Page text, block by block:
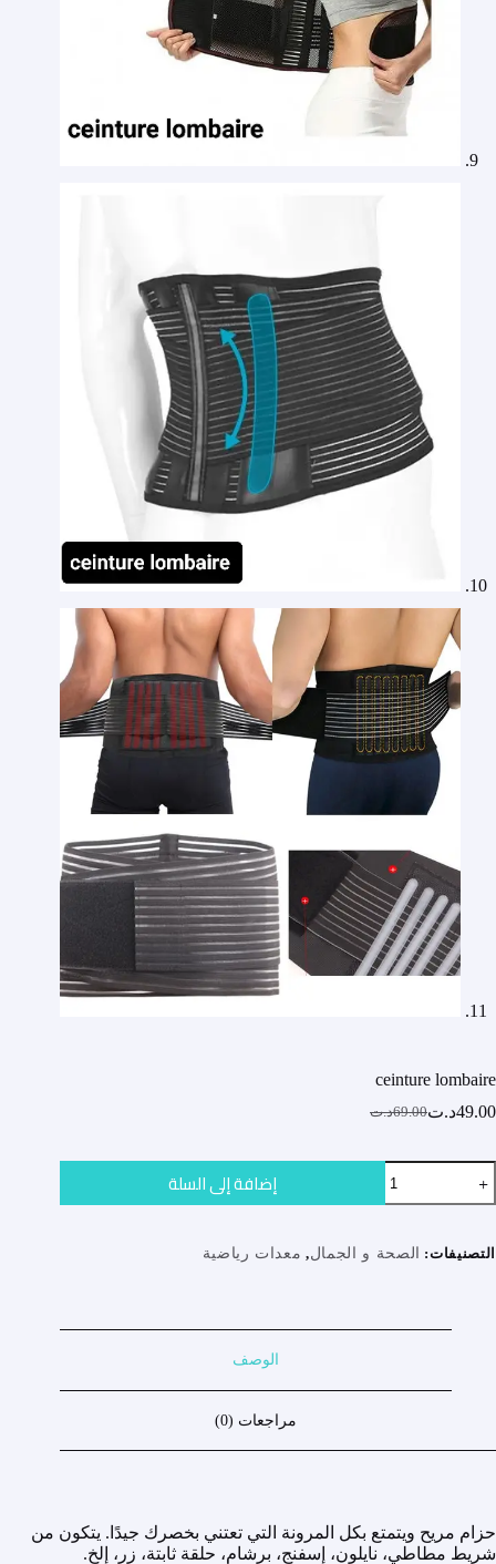
ceinture lombaire
69.00د.تالسعر
هو:
69.00د.ت.
49.00د.تالسعر
هو:
49.00د.ت.
ceinture
lombaire
إضافة إلى السلة
التصنيفات: الصحة و الجمال, معدات رياضية
الوصف
مراجعات (0)
حزام مريح ويتمتع بكل المرونة التي تعتني بخصرك جيدًا. يتكون من
شريط مطاطي، نايلون، إسفنج، برشام، حلقة ثابتة، زر، إلخ.